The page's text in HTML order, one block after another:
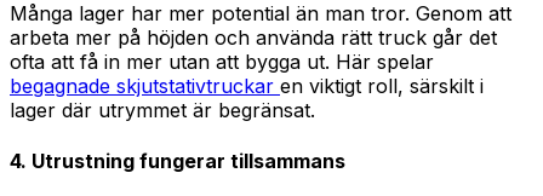
Många lager har mer potential än man tror. Genom att
arbeta mer på höjden och använda rätt truck går det
ofta att få in mer utan att bygga ut. Här spelar
begagnade skjutstativtruckar en viktigt roll, särskilt i
lager där utrymmet är begränsat.
4. Utrustning fungerar tillsammans